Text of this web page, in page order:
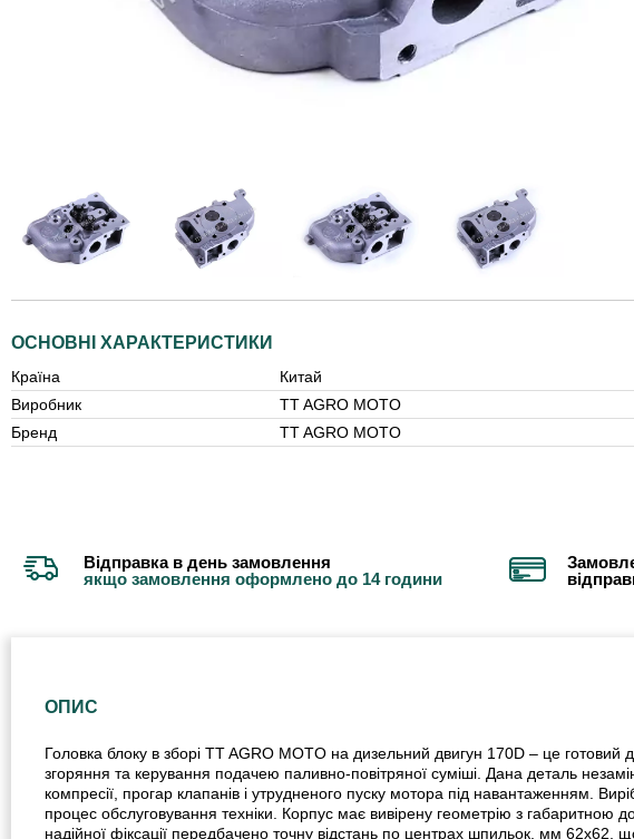
ОСНОВНІ ХАРАКТЕРИСТИКИ
Країна
Китай
Виробник
TT AGRO MOTO
Бренд
TT AGRO MOTO
Відправка в день замовлення
якщо замовлення оформлено до 14 години
ОПИС
Головка блоку в зборі TT AGRO MOTO на дизельний двигун 170D – це
згоряння та керування подачею паливно-повітряної суміші. Дана деталь
компресії, прогар клапанів і утрудненого пуску мотора під навантаженням.
процес обслуговування техніки. Корпус має вивірену геометрію з
надійної фіксації передбачено точну відстань по центрах шпильок, мм 62х62,